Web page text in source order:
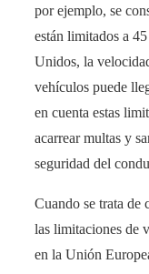
por ejemplo, se
están limitados a
Unidos, la
vehículos puede
en cuenta estas
acarrear multas y
seguridad del
Cuando se trata de
las limitaciones de
en la Unión